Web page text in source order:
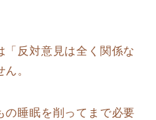
「反対意見は全く関係な
。
の睡眠を削ってまで必要